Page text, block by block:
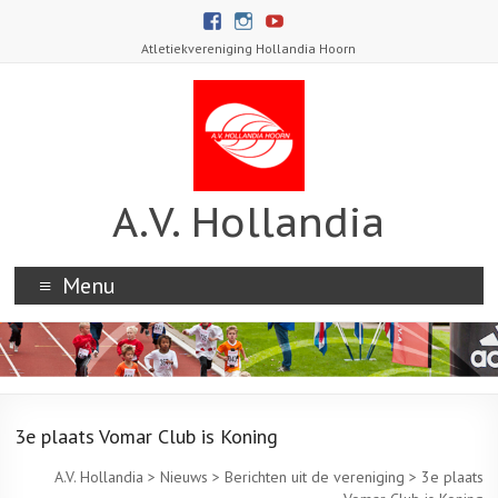
Atletiekvereniging Hollandia Hoorn
A.V. Hollandia
Menu
3e plaats Vomar Club is Koning
A.V. Hollandia > Nieuws > Berichten uit de vereniging > 3e plaats